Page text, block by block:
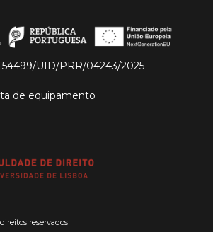
reservados
UID/PRR/04243/2025
de equipamento